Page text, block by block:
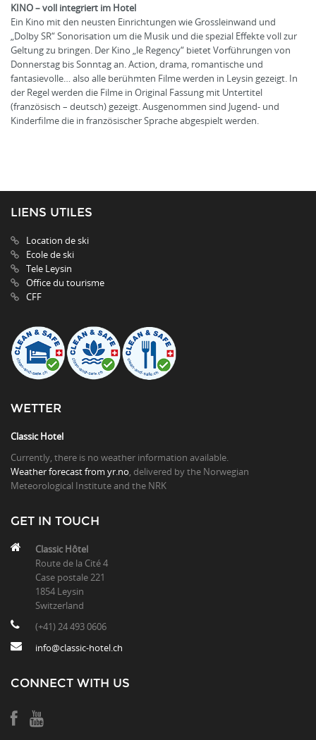
KINO – voll integriert im Hotel
Ein Kino mit den neusten Einrichtungen wie Grossleinwand und
„Dolby SR“ Sonorisation um die Musik und die spezial Effekte voll zur
Geltung zu bringen. Der Kino „le Regency“ bietet Vorführungen von
Donnerstag bis Sonntag an. Action, drama, romantische und
fantasievolle… also alle berühmten Filme werden in Leysin gezeigt. In
der Regel werden die Filme in Original Fassung mit Untertitel
(französisch – deutsch) gezeigt. Ausgenommen sind Jugend- und
Kinderfilme die in französischer Sprache abgespielt werden.
LIENS UTILES
Location de ski
Ecole de ski
Tele Leysin
Office du tourisme
CFF
WETTER
Classic Hotel
Currently, there is no weather information available.
Weather forecast from yr.no , delivered by the Norwegian
Meteorological Institute and the NRK
GET IN TOUCH
Classic Hôtel
Route de la Cité 4
Case postale 221
1854 Leysin
Switzerland
(+41) 24 493 0606
info@classic-hotel.ch
CONNECT WITH US